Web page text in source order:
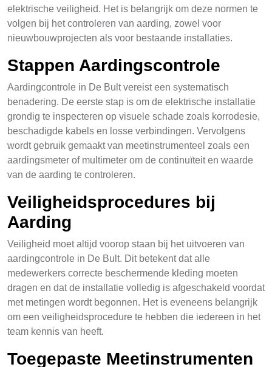
elektrische veiligheid. Het is belangrijk om deze normen te
volgen bij het controleren van aarding, zowel voor
nieuwbouwprojecten als voor bestaande installaties.
Stappen Aardingscontrole
Aardingcontrole in De Bult vereist een systematisch
benadering. De eerste stap is om de elektrische installatie
grondig te inspecteren op visuele schade zoals korrodesie,
beschadigde kabels en losse verbindingen. Vervolgens
wordt gebruik gemaakt van meetinstrumenteel zoals een
aardingsmeter of multimeter om de continuïteit en waarde
van de aarding te controleren.
Veiligheidsprocedures bij
Aarding
Veiligheid moet altijd voorop staan bij het uitvoeren van
aardingcontrole in De Bult. Dit betekent dat alle
medewerkers correcte beschermende kleding moeten
dragen en dat de installatie volledig is afgeschakeld voordat
met metingen wordt begonnen. Het is eveneens belangrijk
om een veiligheidsprocedure te hebben die iedereen in het
team kennis van heeft.
Toegepaste Meetinstrumenten